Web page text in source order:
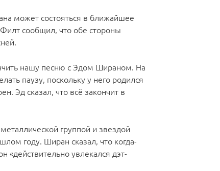
может состояться в ближайшее
сообщил, что обе стороны
нашу песню с Эдом Шираном. На
паузу, поскольку у него родился
Эд сказал, что всё закончит в
группой и звездой
году. Ширан сказал, что когда-
«действительно увлекался дэт-